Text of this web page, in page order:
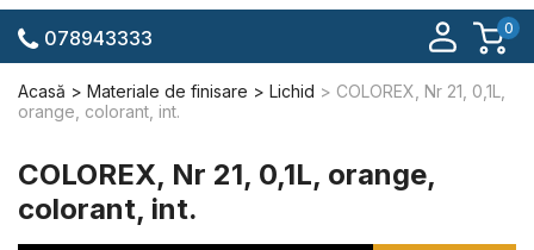
0
078943333
Acasă Materiale de finisare Lichid
COLOREX, Nr 21, 0,1L,
orange, colorant, int.
COLOREX, Nr 21, 0,1L, orange,
colorant, int.